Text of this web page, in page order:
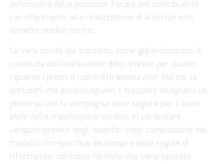
automatica della posizione fiscale del contribuente
con riferimento alla realizzazione di accertamenti
sintetici reddito metrici.
La vera novità del tracciato, come già evidenziato, è
costituita dall’unificazione dello stesso per quanto
riguarda i premi e i contratti assicurativi. Inoltre, le
istruzioni che accompagnano il tracciato disegnano un
percorso che la compagnia deve seguire per il buon
esito della trasmissione dei dati. In particolare,
vengono previsti degli specifici step: compilazione del
modello con specifica dei campi e delle regole di
riferimento; controllo formale che viene operato